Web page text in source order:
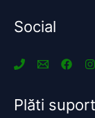
Social
Plăti